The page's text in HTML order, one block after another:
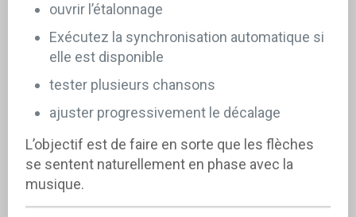
ouvrir l’étalonnage
Exécutez la synchronisation automatique si
elle est disponible
tester plusieurs chansons
ajuster progressivement le décalage
L’objectif est de faire en sorte que les flèches
se sentent naturellement en phase avec la
musique.